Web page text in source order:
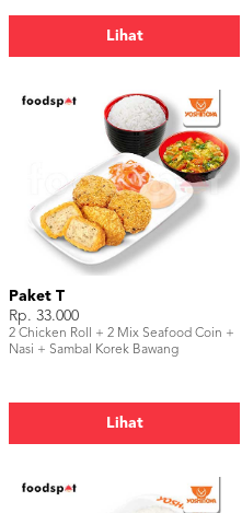
Lihat
Paket T
Rp. 33.000
2 Chicken Roll + 2 Mix Seafood Coin +
Nasi + Sambal Korek Bawang
Lihat